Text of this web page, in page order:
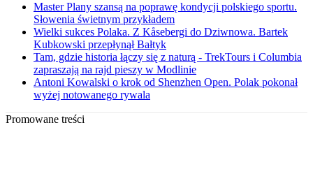
Master Plany szansą na poprawę kondycji polskiego sportu.
Słowenia świetnym przykładem
Wielki sukces Polaka. Z Kåsebergi do Dziwnowa. Bartek
Kubkowski przepłynął Bałtyk
Tam, gdzie historia łączy się z naturą - TrekTours i Columbia
zapraszają na rajd pieszy w Modlinie
Antoni Kowalski o krok od Shenzhen Open. Polak pokonał
wyżej notowanego rywala
Promowane treści